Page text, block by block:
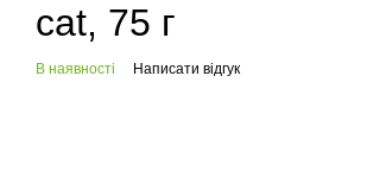
cat, 75 г
В наявності Написати відгук